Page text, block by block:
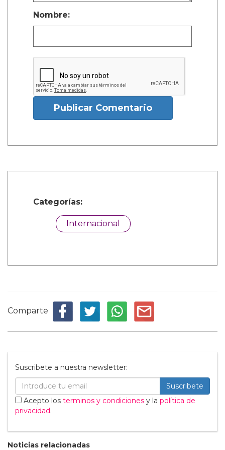
Nombre:
Publicar Comentario
Categorías:
Internacional
Comparte
Suscribete a nuestra newsletter:
Suscribete
Acepto los terminos y condiciones y la política de
privacidad.
Noticias relacionadas